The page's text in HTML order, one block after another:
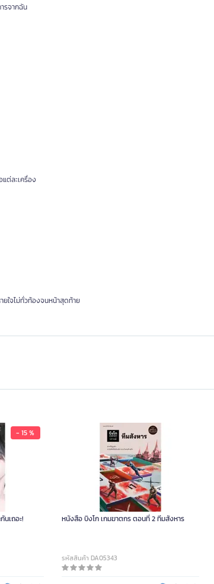
รจากฉัน
ต่ละเครื่อง
ใจไม่ทั่วท้องจนหน้าสุดท้าย
- 15 %
นเถอะ! หนังสือ บิงโก เกมฆาตกร ตอนที่ 2 ทีมสังหาร
รหัสสินค้า DA05343